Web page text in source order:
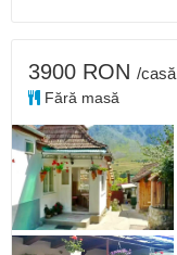
3900 RON /casă
Fără masă